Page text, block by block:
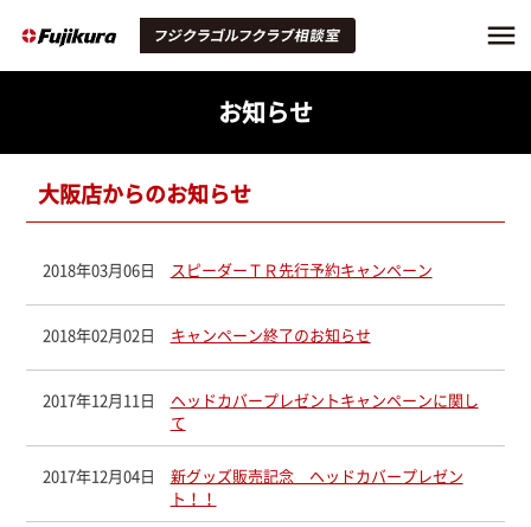
お知らせ
大阪店からのお知らせ
2018年03月06日 スピーダーＴＲ先行予約キャンペーン
2018年02月02日 キャンペーン終了のお知らせ
2017年12月11日
ヘッドカバープレゼントキャンペーンに関し
て
2017年12月04日
新グッズ販売記念 ヘッドカバープレゼン
ト！！